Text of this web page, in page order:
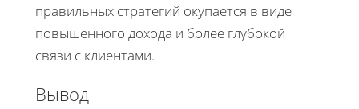
правильных стратегий окупается в виде
повышенного дохода и более глубокой
связи с клиентами.
Вывод